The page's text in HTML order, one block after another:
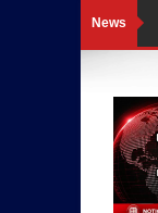
News